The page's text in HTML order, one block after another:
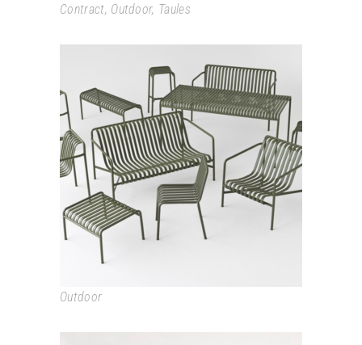
Contract, Outdoor, Taules
PALISSADE
Outdoor